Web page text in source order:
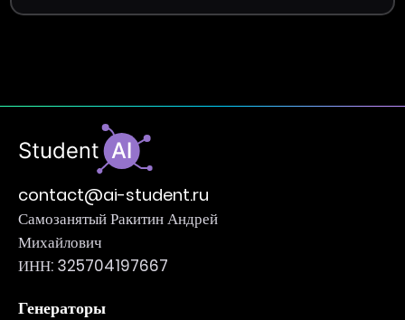
contact@ai-student.ru
Самозанятый Ракитин Андрей
Михайлович
ИНН: 325704197667
Генераторы